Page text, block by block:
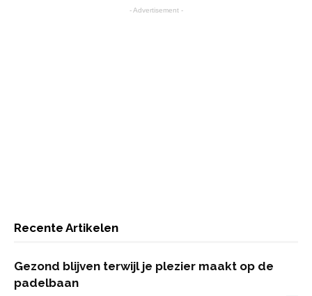
- Advertisement -
Recente Artikelen
Gezond blijven terwijl je plezier maakt op de
padelbaan